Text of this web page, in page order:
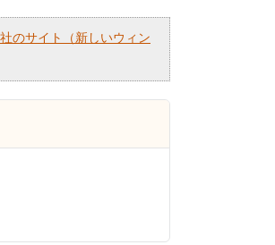
のサイト（新しいウィン